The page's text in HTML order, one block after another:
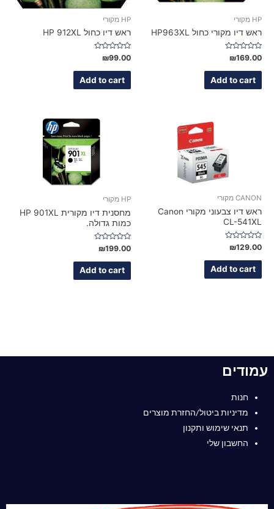
HP מקורי
ראש דיו מקורי כחול HP963XL
Rated
0
out
₪169.00
Add to cart
HP מקורי
ראש דיו כחול HP 912XL
Rated
0
out
₪99.00
Add to cart
CANON מקורי
ראש דיו צבעוני מקורי Canon
CL-541XL
Rated
0
out
₪129.00
Add to cart
HP מקורי
מחסנית דיו מקורית HP 901XL
כמות גדולה.
Rated
0
out
₪199.00
Add to cart
עמודים
חנות
מדיניות ביטול/החזרת מוצרים
תנאי שימוש ותקנון
החשבון שלי